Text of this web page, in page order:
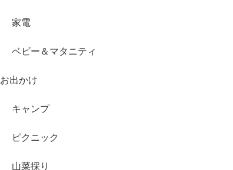
家電
ベビー＆マタニティ
お出かけ
キャンプ
ピクニック
山菜採り